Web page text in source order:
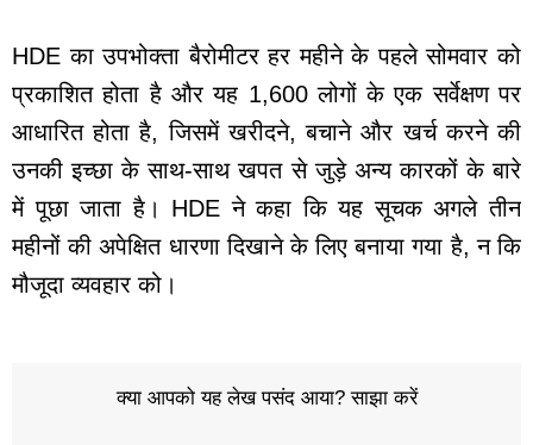
HDE का उपभोक्ता बैरोमीटर हर महीने के पहले सोमवार को
प्रकाशित होता है और यह 1,600 लोगों के एक सर्वेक्षण पर
आधारित होता है, जिसमें खरीदने, बचाने और खर्च करने की
उनकी इच्छा के साथ-साथ खपत से जुड़े अन्य कारकों के बारे
में पूछा जाता है। HDE ने कहा कि यह सूचक अगले तीन
महीनों की अपेक्षित धारणा दिखाने के लिए बनाया गया है, न कि
मौजूदा व्यवहार को।
क्या आपको यह लेख पसंद आया? साझा करें